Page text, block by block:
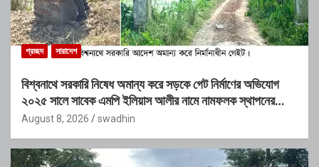
প্রচ্ছদ সারাদেশ
বিশ্বনাথে সরকারি নিষেধ অমান্য করে সড়কে গেট নির্মাণের অভিযোগ
২০২৫ সালে সাবেক এমপি ইলিয়াস আলীর নামে নামফলক স্থাপনের
অভিযোগ
August 8, 2026 swadhin